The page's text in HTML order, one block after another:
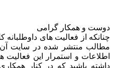
دوست و همکار گرامی
چنانکه از فعالیت های
مطالب منتشر شده در سایت آن
اطلاعات و استمرار این فعالیت
داشته باشید که در کنار